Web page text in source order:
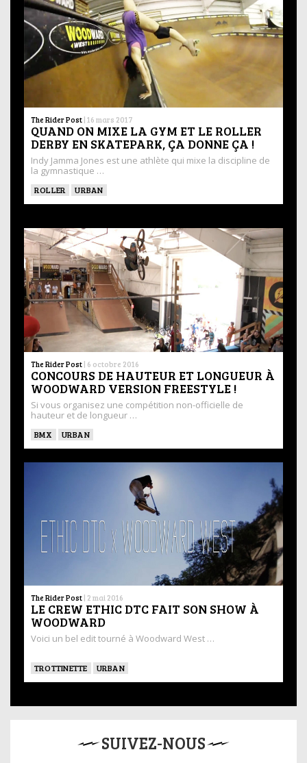
The Rider Post | 16 mars 2017
QUAND ON MIXE LA GYM ET LE ROLLER
DERBY EN SKATEPARK, ÇA DONNE ÇA !
Indy Jamma Jones est une athlète qui mixe la discipline de
la gymnastique …
ROLLER URBAN
The Rider Post | 6 octobre 2016
CONCOURS DE HAUTEUR ET LONGUEUR À
WOODWARD VERSION FREESTYLE !
Si vous organisez une compétition non-officielle de
hauteur et de longueur …
BMX URBAN
The Rider Post | 2 mai 2016
LE CREW ETHIC DTC FAIT SON SHOW À
WOODWARD
Voici un bel edit tourné à Woodward West …
TROTTINETTE URBAN
SUIVEZ-NOUS